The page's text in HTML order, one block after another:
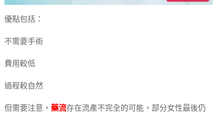
優點包括：
不需要手術
費用較低
過程較自然
但需要注意， 藥流存在流產不完全的可能，部分女性最後仍